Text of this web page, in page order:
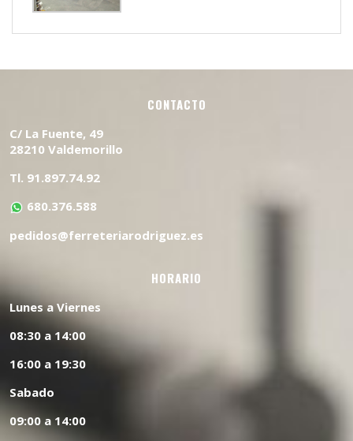
CONTACTO
C/ La Fuente, 49
28210 Valdemorillo
Tl. 91.897.74.92
680.376.588
pedidos@ferreteriarodriguez.es
HORARIO
Lunes a Viernes
08:30 a 14:00
16:00 a 19:30
Sabado
09:00 a 14:00